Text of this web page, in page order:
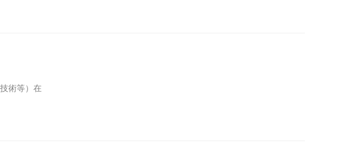
術等）在